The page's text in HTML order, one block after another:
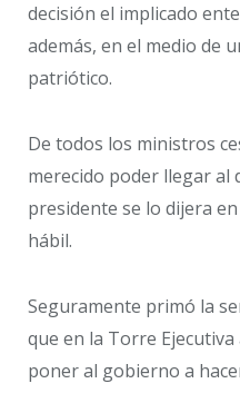
decisión el implicado
además, en el medio de
patriótico.
De todos los ministros
merecido poder llegar al
presidente se lo dijera
hábil.
Seguramente primó la
que en la Torre
poner al gobierno a